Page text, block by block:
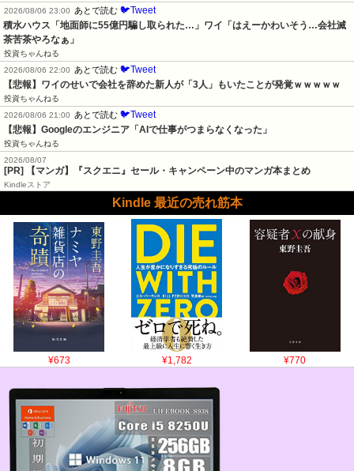
2026/08/06 23:00
あとで読む 🐦Tweet
積水ハウス「地面師に55億円騙し取られた…」ワイ「はえーかわいそう…会社滅
茶苦茶やろなぁ」
投資ちゃんねる
2026/08/06 22:00
あとで読む 🐦Tweet
【悲報】ワイのせいで会社を辞めた新人が「3人」もいたことが発覚ｗｗｗｗｗ
投資ちゃんねる
2026/08/06 21:00
あとで読む 🐦Tweet
【悲報】Googleのエンジニア「AIで仕事がつまらなくなった」
投資ちゃんねる
2026/08/07
[PR] 【マンガ】『スクエニ』セール・キャンペーン中のマンガ本まとめ
Kindleストア
Kindle 最近の売れ筋本
¥673 ¥1,782 ¥770